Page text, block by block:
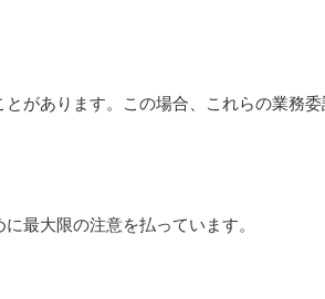
があります。この場合、これらの業務
最大限の注意を払っています。